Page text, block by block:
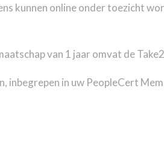
kunnen online onder toezicht
van 1 jaar omvat de
inbegrepen in uw PeopleCert